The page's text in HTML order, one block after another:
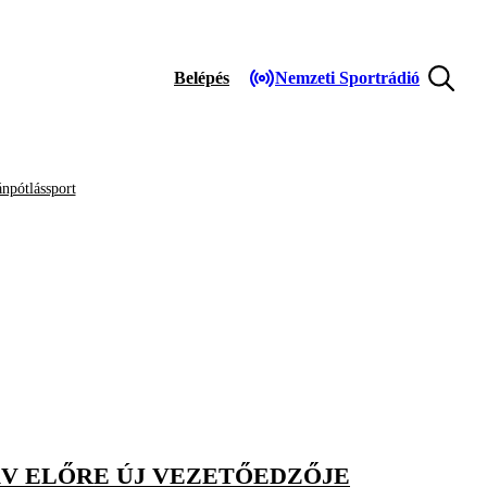
Belépés Nemzeti Sportrádió
ELŐRE ÚJ VEZETŐEDZŐJE